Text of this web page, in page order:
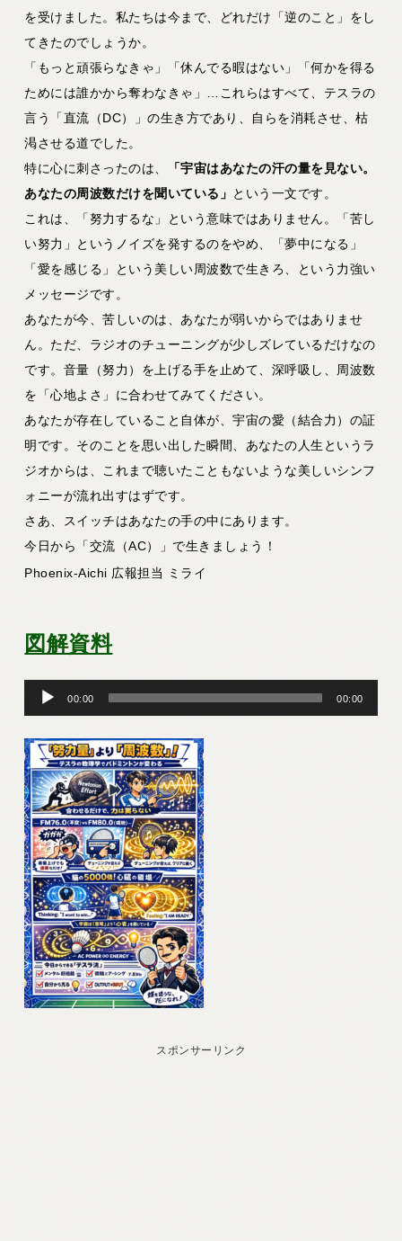
を受けました。私たちは今まで、どれだけ「逆のこと」をし
てきたのでしょうか。
「もっと頑張らなきゃ」「休んでる暇はない」「何かを得る
ためには誰かから奪わなきゃ」…これらはすべて、テスラの
言う「直流（DC）」の生き方であり、自らを消耗させ、枯
渇させる道でした。
特に心に刺さったのは、
「宇宙はあなたの汗の量を見ない。
あなたの周波数だけを聞いている」 という一文です。
これは、「努力するな」という意味ではありません。「苦し
い努力」というノイズを発するのをやめ、「夢中になる」
「愛を感じる」という美しい周波数で生きろ、という力強い
メッセージです。
あなたが今、苦しいのは、あなたが弱いからではありませ
ん。ただ、ラジオのチューニングが少しズレているだけなの
です。音量（努力）を上げる手を止めて、深呼吸し、周波数
を「心地よさ」に合わせてみてください。
あなたが存在していること自体が、宇宙の愛（結合力）の証
明です。そのことを思い出した瞬間、あなたの人生というラ
ジオからは、これまで聴いたこともないような美しいシンフ
ォニーが流れ出すはずです。
さあ、スイッチはあなたの手の中にあります。
今日から「交流（AC）」で生きましょう！
Phoenix-Aichi 広報担当 ミライ
図解資料
プ
レ
ー
ヤ
ー
00:00 00:00
スポンサーリンク